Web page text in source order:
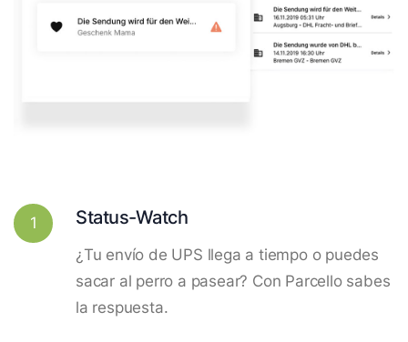
1 Status-Watch
¿Tu envío de UPS llega a tiempo o puedes
sacar al perro a pasear? Con Parcello sabes
la respuesta.